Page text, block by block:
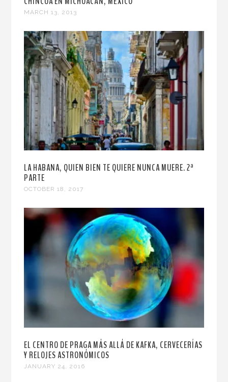
MARCH 13, 2013
LA HABANA, QUIEN BIEN TE QUIERE NUNCA MUERE. 2ª
PARTE
OCTOBER 18, 2017
EL CENTRO DE PRAGA MÁS ALLÁ DE KAFKA, CERVECERÍAS
Y RELOJES ASTRONÓMICOS
JANUARY 24, 2016